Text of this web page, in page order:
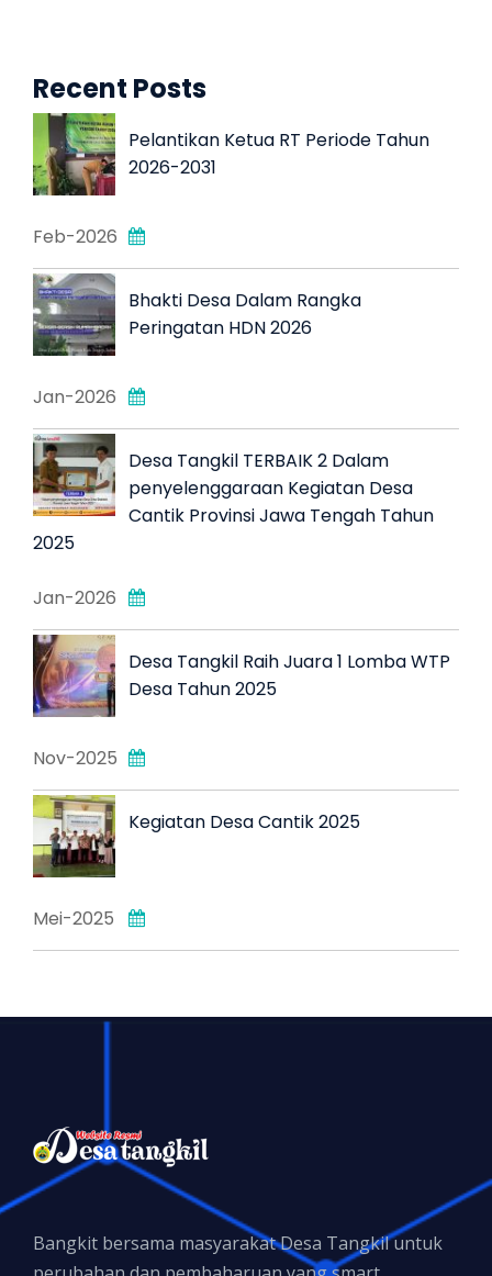
Recent Posts
Pelantikan Ketua RT Periode Tahun
2026-2031
Feb-2026
Bhakti Desa Dalam Rangka
Peringatan HDN 2026
Jan-2026
Desa Tangkil TERBAIK 2 Dalam
penyelenggaraan Kegiatan Desa
Cantik Provinsi Jawa Tengah Tahun
2025
Jan-2026
Desa Tangkil Raih Juara 1 Lomba WTP
Desa Tahun 2025
Nov-2025
Kegiatan Desa Cantik 2025
Mei-2025
Bangkit bersama masyarakat Desa Tangkil untuk